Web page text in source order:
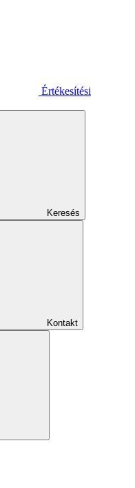
Értékesítési
Keresés
Kontakt